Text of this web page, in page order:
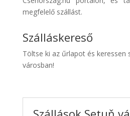
Transzfer
Kiwi
Taxi
megfelelő szállást.
Szálláskereső
Töltse ki az űrlapot és keressen
városban!